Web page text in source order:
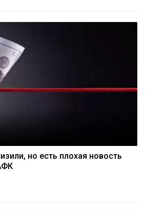
но есть плохая новость